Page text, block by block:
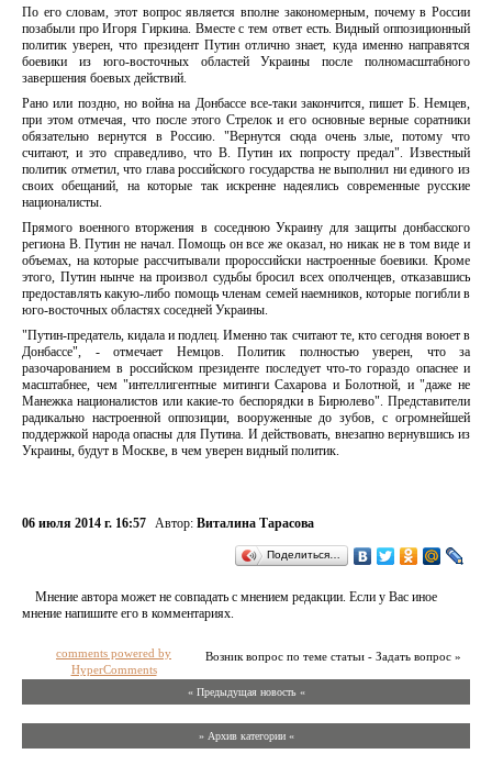
По его словам, этот вопрос является вполне закономерным, почему в России
позабыли про Игоря Гиркина. Вместе с тем ответ есть. Видный оппозиционный
политик уверен, что президент Путин отлично знает, куда именно направятся
боевики из юго-восточных областей Украины после полномасштабного
завершения боевых действий.
Рано или поздно, но война на Донбассе все-таки закончится, пишет Б. Немцев,
при этом отмечая, что после этого Стрелок и его основные верные соратники
обязательно вернутся в Россию. "Вернутся сюда очень злые, потому что
считают, и это справедливо, что В. Путин их попросту предал". Известный
политик отметил, что глава российского государства не выполнил ни единого из
своих обещаний, на которые так искренне надеялись современные русские
националисты.
Прямого военного вторжения в соседнюю Украину для защиты донбасского
региона В. Путин не начал. Помощь он все же оказал, но никак не в том виде и
объемах, на которые рассчитывали пророссийски настроенные боевики. Кроме
этого, Путин нынче на произвол судьбы бросил всех ополченцев, отказавшись
предоставлять какую-либо помощь членам семей наемников, которые погибли в
юго-восточных областях соседней Украины.
"Путин-предатель, кидала и подлец. Именно так считают те, кто сегодня воюет в
Донбассе", - отмечает Немцов. Политик полностью уверен, что за
разочарованием в российском президенте последует что-то гораздо опаснее и
масштабнее, чем "интеллигентные митинги Сахарова и Болотной, и "даже не
Манежка националистов или какие-то беспорядки в Бирюлево". Представители
радикально настроенной оппозиции, вооруженные до зубов, с огромнейшей
поддержкой народа опасны для Путина. И действовать, внезапно вернувшись из
Украины, будут в Москве, в чем уверен видный политик.
06 июля 2014 г. 16:57 Автор: Виталина Тарасова
Поделиться…
Мнение автора может не совпадать с мнением редакции. Если у Вас иное
мнение напишите его в комментариях.
Возник вопрос по теме статьи - Задать вопрос »
comments powered by
HyperComments
« Предыдущая новость «
» Архив категории «